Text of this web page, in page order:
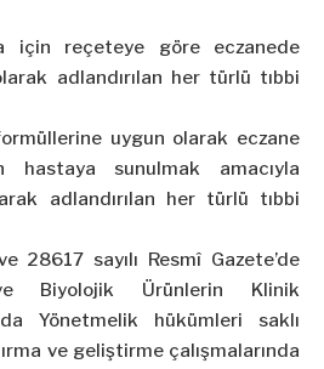
için reçeteye göre eczanede
adlandırılan her türlü tıbbi
uygun olarak eczane
hastaya sunulmak amacıyla
adlandırılan her türlü tıbbi
sayılı Resmî Gazete’de
Biyolojik Ürünlerin Klinik
Yönetmelik hükümleri saklı
ve geliştirme çalışmalarında